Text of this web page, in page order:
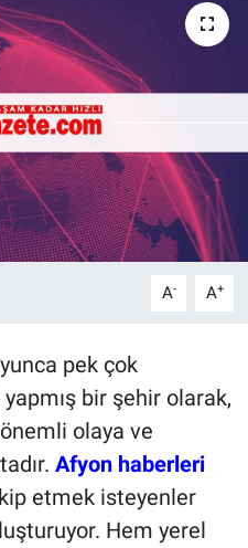
A- A+
pek çok
bir şehir olarak,
olaya ve
Afyon haberleri
etmek isteyenler
Hem yerel